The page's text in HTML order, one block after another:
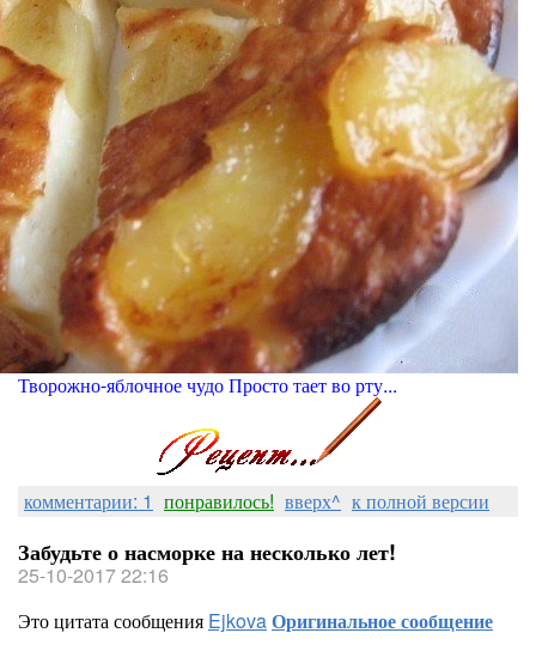
Творожно-яблочное чудо Просто тает во рту...
комментарии: 1 понравилось! вверх^ к полной версии
Забудьте о насморке на несколько лет!
25-10-2017 22:16
Это цитата сообщения EjkovaОригинальное сообщение